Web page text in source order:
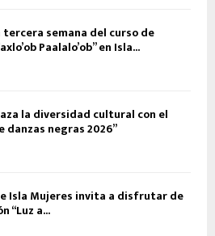
tercera semana del curso de
Paalalo’ob” en Isla...
la diversidad cultural con el
danzas negras 2026”
Isla Mujeres invita a disfrutar de
“Luz a...